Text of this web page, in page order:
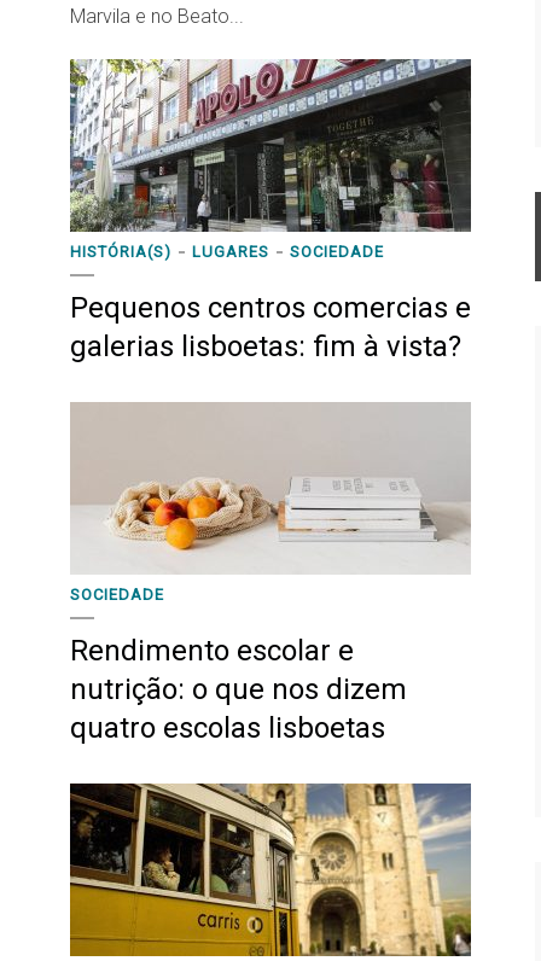
Marvila e no Beato...
HISTÓRIA(S) LUGARES SOCIEDADE
Pequenos centros comercias e
galerias lisboetas: fim à vista?
SOCIEDADE
Rendimento escolar e
nutrição: o que nos dizem
quatro escolas lisboetas